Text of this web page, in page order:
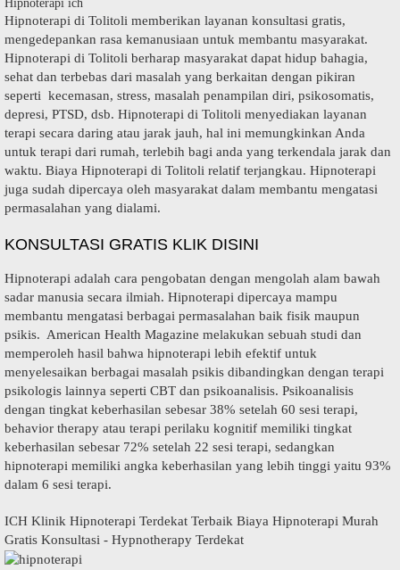
Hipnoterapi ich
Hipnoterapi di Tolitoli memberikan layanan konsultasi gratis,
mengedepankan rasa kemanusiaan untuk membantu masyarakat.
Hipnoterapi di Tolitoli berharap masyarakat dapat hidup bahagia,
sehat dan terbebas dari masalah yang berkaitan dengan pikiran
seperti kecemasan, stress, masalah penampilan diri, psikosomatis,
depresi, PTSD, dsb. Hipnoterapi di Tolitoli menyediakan layanan
terapi secara daring atau jarak jauh, hal ini memungkinkan Anda
untuk terapi dari rumah, terlebih bagi anda yang terkendala jarak dan
waktu. Biaya Hipnoterapi di Tolitoli relatif terjangkau. Hipnoterapi
juga sudah dipercaya oleh masyarakat dalam membantu mengatasi
permasalahan yang dialami.
KONSULTASI GRATIS KLIK DISINI
Hipnoterapi adalah cara pengobatan dengan mengolah alam bawah
sadar manusia secara ilmiah. Hipnoterapi dipercaya mampu
membantu mengatasi berbagai permasalahan baik fisik maupun
psikis. American Health Magazine melakukan sebuah studi dan
memperoleh hasil bahwa hipnoterapi lebih efektif untuk
menyelesaikan berbagai masalah psikis dibandingkan dengan terapi
psikologis lainnya seperti CBT dan psikoanalisis. Psikoanalisis
dengan tingkat keberhasilan sebesar 38% setelah 60 sesi terapi,
behavior therapy atau terapi perilaku kognitif memiliki tingkat
keberhasilan sebesar 72% setelah 22 sesi terapi, sedangkan
hipnoterapi memiliki angka keberhasilan yang lebih tinggi yaitu 93%
dalam 6 sesi terapi.
ICH Klinik Hipnoterapi Terdekat Terbaik Biaya Hipnoterapi Murah
Gratis Konsultasi - Hypnotherapy Terdekat